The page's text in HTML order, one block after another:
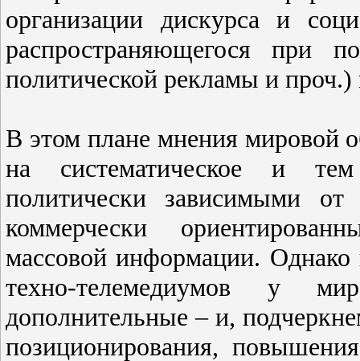
организации дискурса и
распространяющегося при
политической рекламы и проч.)
В этом плане мнения мировой
на систематическое и тем
политически зависимыми от
коммерчески
массовой информации. Однако
техно-телемедиумов у
дополнительные – и,
позиционирования,